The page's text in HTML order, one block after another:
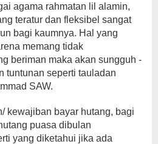
agama rahmatan lil alamin,
teratur dan fleksibel sangat
bagi kaumnya. Hal yang
memang tidak
beriman maka akan sungguh -
tuntunan seperti tauladan
SAW.
kewajiban bayar hutang, bagi
puasa dibulan
yang diketahui jika ada